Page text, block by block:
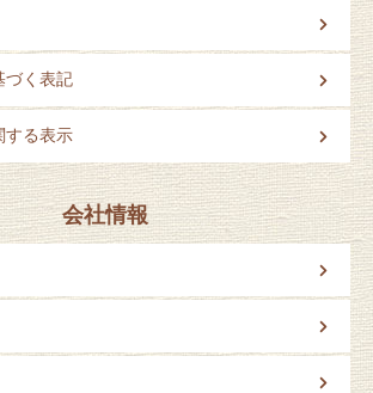
づく表記
する表示
会社情報